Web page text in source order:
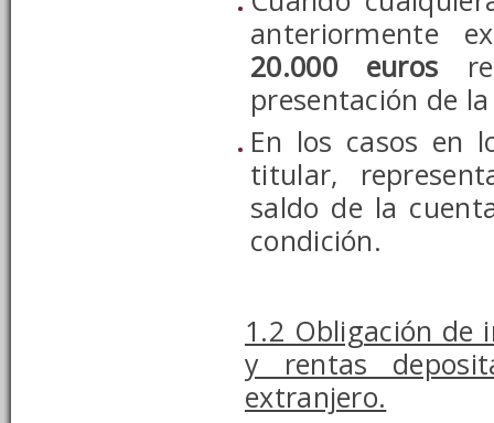
anteriormente
20.000 euros
presentación de
En los casos en
titular,
saldo de la
condición.
1.2 Obligación de
y rentas
extranjero.